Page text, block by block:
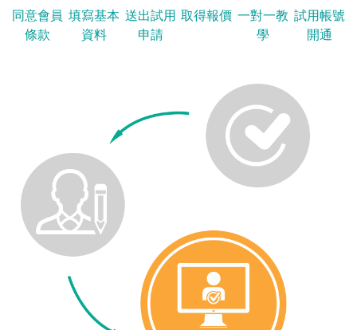
同意會員
條款
填寫基本
資料
送出試用
申請
取得報價 一對一教
學
試用帳號
開通